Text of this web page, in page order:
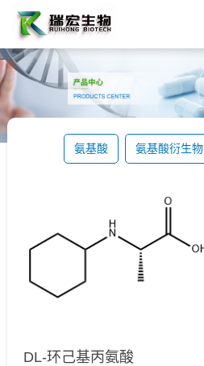
氨基酸 氨基酸衍生物
DL-环己基丙氨酸